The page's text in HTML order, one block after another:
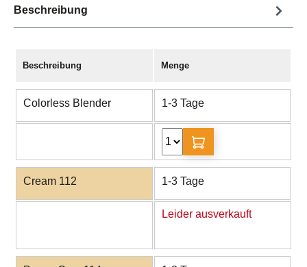
Beschreibung
Beschreibung Menge
Colorless Blender 1-3 Tage
Cream 112 1-3 Tage
Leider ausverkauft